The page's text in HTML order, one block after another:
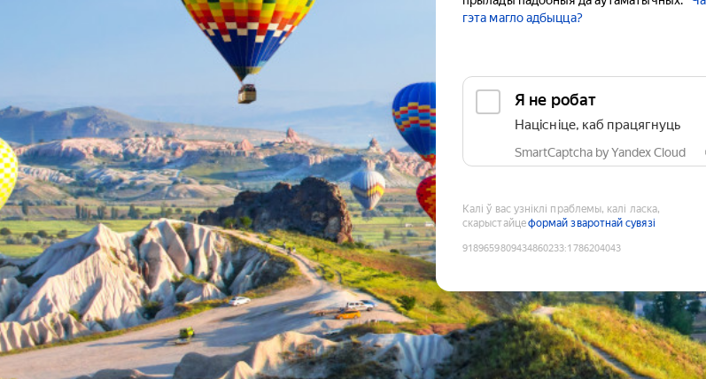
гэта магло адбыцца?
Я не робат
Націсніце, каб працягнуць
SmartCaptcha by Yandex Cloud
Калі ў вас узніклі праблемы, калі ласка,
скарыстайцеформай зваротнай сувязі
9189659809434860233:1786204043